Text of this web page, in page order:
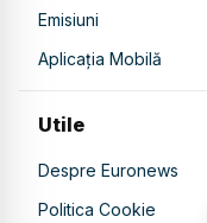
Emisiuni
Aplicația Mobilă
Utile
Despre Euronews
Politica Cookie